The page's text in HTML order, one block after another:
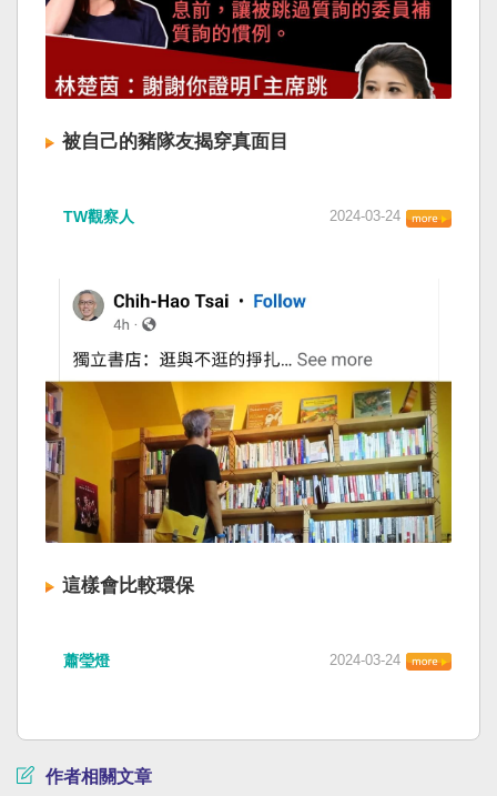
被自己的豬隊友揭穿真面目
TW觀察人 2024-03-24
這樣會比較環保
蕭瑩燈 2024-03-24
作者相關文章